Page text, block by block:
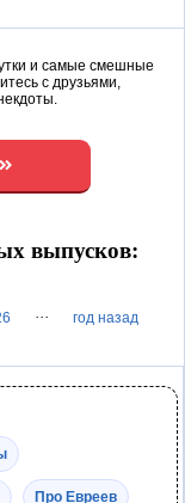
и самые смешные
с друзьями,
выпусков:
··· год назад
Про Евреев